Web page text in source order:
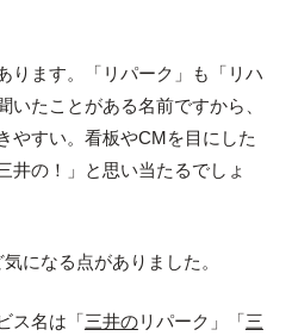
ります。「リパーク」も「リハ
いたことがある名前ですから、
やすい。看板やCMを目にした
井の！」と思い当たるでしょ
になる点がありました。
ス名は「三井のリパーク」「三